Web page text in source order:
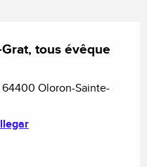
tous évêque
Oloron-Sainte-